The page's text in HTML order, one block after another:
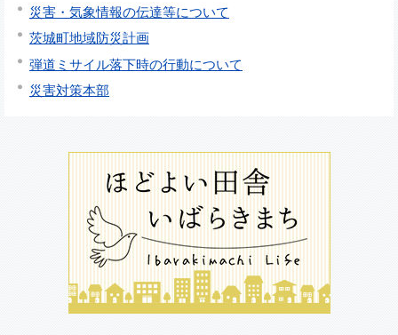
災害・気象情報の伝達等について
茨城町地域防災計画
弾道ミサイル落下時の行動について
災害対策本部